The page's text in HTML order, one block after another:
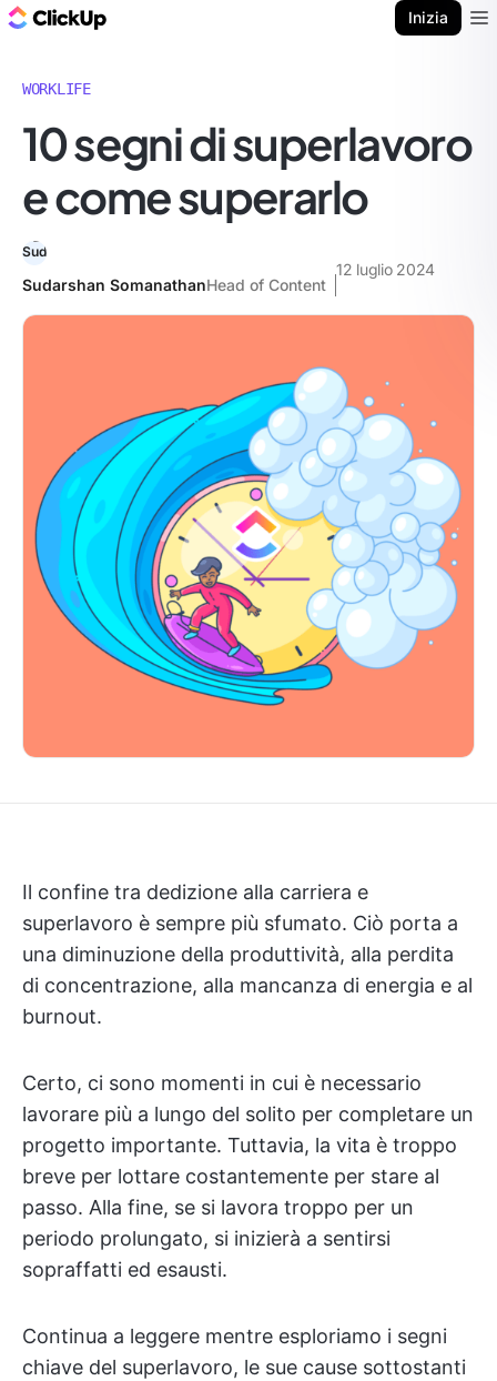
Inizia
WORKLIFE
10 segni di superlavoro
e come superarlo
Sudarshan SomanathanHead of Content
12 luglio 2024
Il confine tra dedizione alla carriera e
superlavoro è sempre più sfumato. Ciò porta a
una diminuzione della produttività, alla perdita
di concentrazione, alla mancanza di energia e al
burnout.
Certo, ci sono momenti in cui è necessario
lavorare più a lungo del solito per completare un
progetto importante. Tuttavia, la vita è troppo
breve per lottare costantemente per stare al
passo. Alla fine, se si lavora troppo per un
periodo prolungato, si inizierà a sentirsi
sopraffatti ed esausti.
Continua a leggere mentre esploriamo i segni
chiave del superlavoro, le sue cause sottostanti